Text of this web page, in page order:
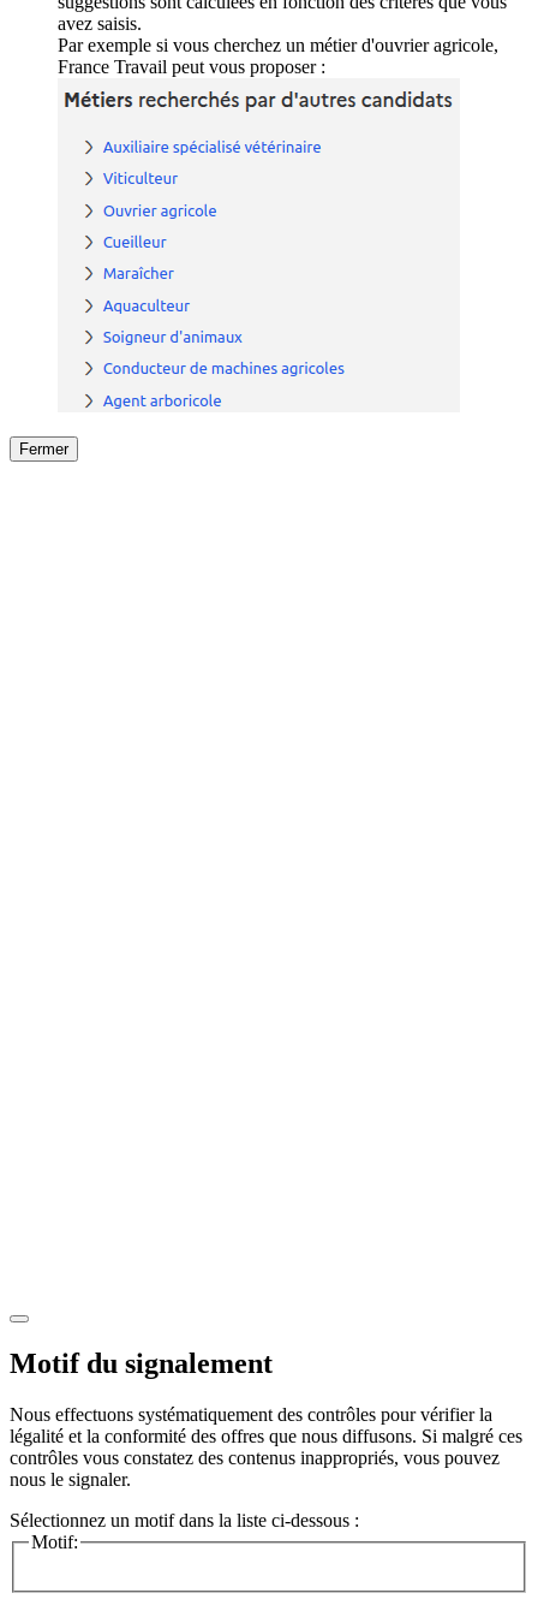
avez saisis.
Par exemple si vous cherchez un métier d'ouvrier agricole,
France Travail peut vous proposer :
Fermer
Motif du signalement
Nous effectuons systématiquement des contrôles pour vérifier la
légalité et la conformité des offres que nous diffusons. Si malgré ces
contrôles vous constatez des contenus inappropriés, vous pouvez
nous le signaler.
Sélectionnez un motif dans la liste ci-dessous :
Motif: